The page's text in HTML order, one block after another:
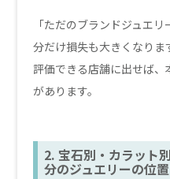
「ただのブランドジュエ
分だけ損失も大きくなり
評価できる店舗に出せば、
があります。
2. 宝石別・カラット
分のジュエリーの位